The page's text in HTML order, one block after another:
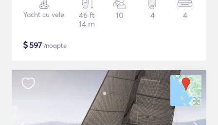
Yacht cu vele
46 ft
14 m
10 4 4
$597 /noapte